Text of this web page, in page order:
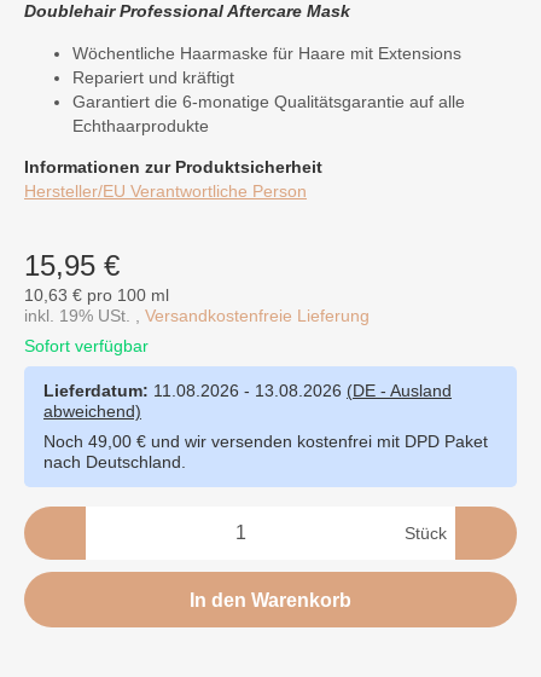
Doublehair Professional Aftercare Mask
Wöchentliche Haarmaske für Haare mit Extensions
Repariert und kräftigt
Garantiert die 6-monatige Qualitätsgarantie auf alle
Echthaarprodukte
Informationen zur Produktsicherheit
Hersteller/EU Verantwortliche Person
15,95 €
10,63 € pro 100 ml
inkl. 19% USt. , Versandkostenfreie Lieferung
Sofort verfügbar
Lieferdatum: 11.08.2026 - 13.08.2026 (DE - Ausland
abweichend)
Noch 49,00 € und wir versenden kostenfrei mit DPD Paket
nach Deutschland.
Stück
In den Warenkorb